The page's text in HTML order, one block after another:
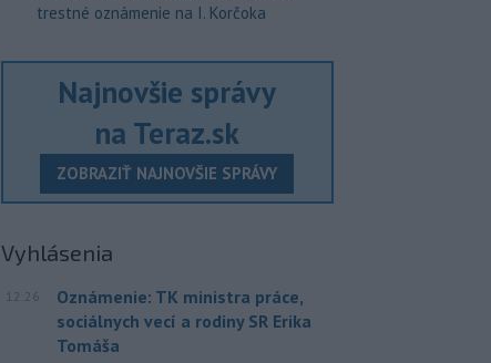
trestné oznámenie na I. Korčoka
Najnovšie správy
na Teraz.sk
ZOBRAZIŤ NAJNOVŠIE SPRÁVY
Vyhlásenia
12:26
Oznámenie: TK ministra práce,
sociálnych vecí a rodiny SR Erika
Tomáša